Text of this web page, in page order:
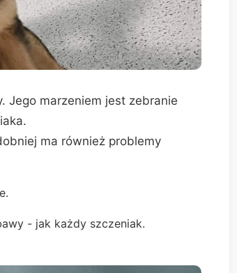
Jego marzeniem jest zebranie
ma również problemy
- jak każdy szczeniak.